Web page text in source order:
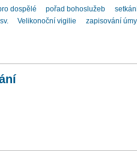
dospělé pořad bohoslužeb
Velikonoční vigilie zapisování